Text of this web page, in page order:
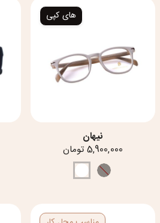
های کپی
نیهان
5,900,000 تومان